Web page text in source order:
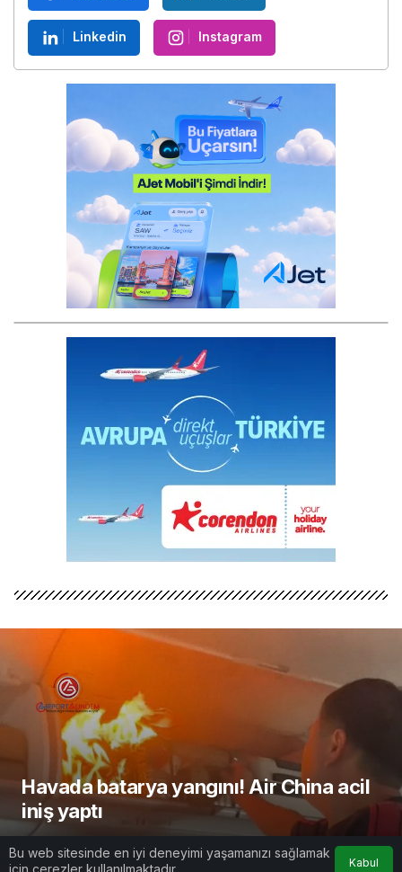
Linkedin Instagram
Havada batarya yangını! Air China acil
iniş yaptı
AirportGundemtarafından yayınlandı
Bu web sitesinde en iyi deneyimi yaşamanızı sağlamak
için çerezler kullanılmaktadır.
Kabul